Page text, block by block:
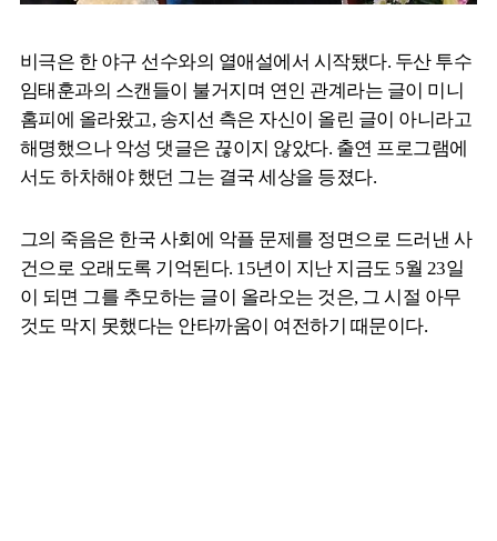
비극은 한 야구 선수와의 열애설에서 시작됐다. 두산 투수
임태훈과의 스캔들이 불거지며 연인 관계라는 글이 미니
홈피에 올라왔고, 송지선 측은 자신이 올린 글이 아니라고
해명했으나 악성 댓글은 끊이지 않았다. 출연 프로그램에
서도 하차해야 했던 그는 결국 세상을 등졌다.
그의 죽음은 한국 사회에 악플 문제를 정면으로 드러낸 사
건으로 오래도록 기억된다. 15년이 지난 지금도 5월 23일
이 되면 그를 추모하는 글이 올라오는 것은, 그 시절 아무
것도 막지 못했다는 안타까움이 여전하기 때문이다.